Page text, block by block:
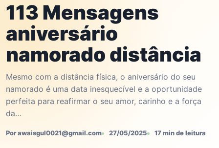
113 Mensagens
aniversário
namorado distância
Mesmo com a distância física, o aniversário do seu
namorado é uma data inesquecível e a oportunidade
perfeita para reafirmar o seu amor, carinho e a força
da…
Por awaisgul0021@gmail.com 27/05/2025 17 min de leitura